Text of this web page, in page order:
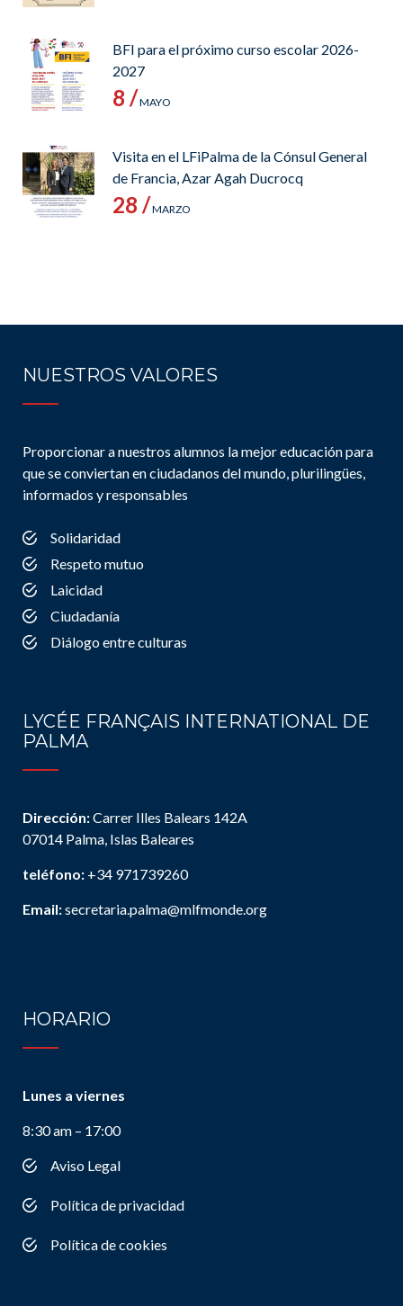
BFI para el próximo curso escolar 2026-
2027
8 /MAYO
Visita en el LFiPalma de la Cónsul General
de Francia, Azar Agah Ducrocq
28 /MARZO
NUESTROS VALORES
Proporcionar a nuestros alumnos la mejor educación para
que se conviertan en ciudadanos del mundo, plurilingües,
informados y responsables
Solidaridad
Respeto mutuo
Laicidad
Ciudadanía
Diálogo entre culturas
LYCÉE FRANÇAIS INTERNATIONAL DE
PALMA
Dirección:Carrer Illes Balears 142A
07014 Palma, Islas Baleares
teléfono: +34 971739260
Email:secretaria.palma@mlfmonde.org
HORARIO
Lunes a viernes
8:30 am – 17:00
Aviso Legal
Política de privacidad
Política de cookies